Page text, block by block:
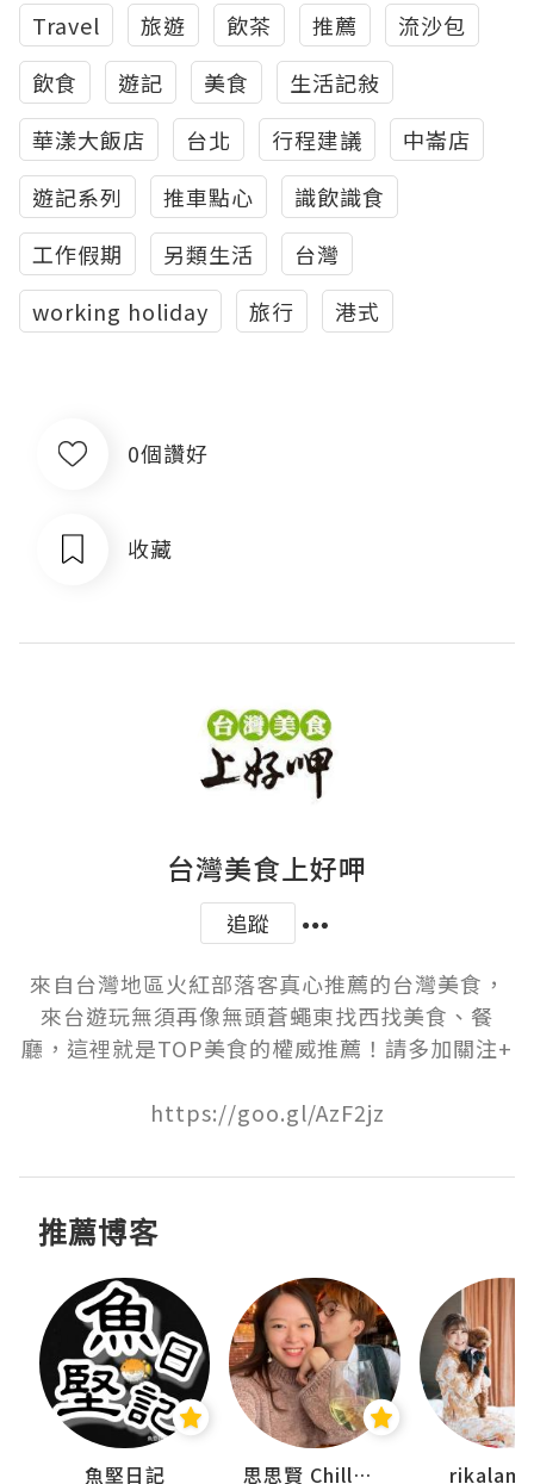
Travel 旅遊 飲茶 推薦
流沙包
飲食
遊記 美食
生活記敍
華漾大飯店
台北 行程建議
中崙店
遊記系列
推車點心
識飲識食
工作假期
另類生活
台灣
working holiday
旅行 港式
0個讚好
收藏
台灣美食上好呷
追蹤
來自台灣地區火紅部落客真心推薦的台灣美食，
來台遊玩無須再像無頭蒼蠅東找西找美食、餐
廳，這裡就是TOP美食的權威推薦！請多加關注+
https://goo.gl/AzF2jz
推薦博客
魚堅日記 思思賢 ChillMyBabe